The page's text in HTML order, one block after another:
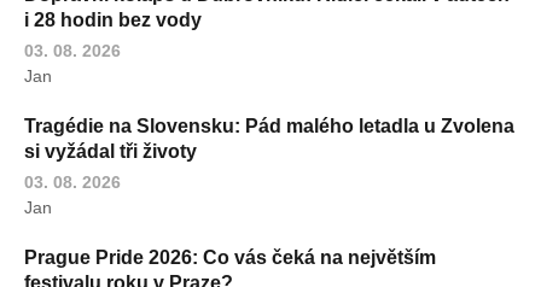
i 28 hodin bez vody
03. 08. 2026
Jan
Tragédie na Slovensku: Pád malého letadla u Zvolena
si vyžádal tři životy
03. 08. 2026
Jan
Prague Pride 2026: Co vás čeká na největším